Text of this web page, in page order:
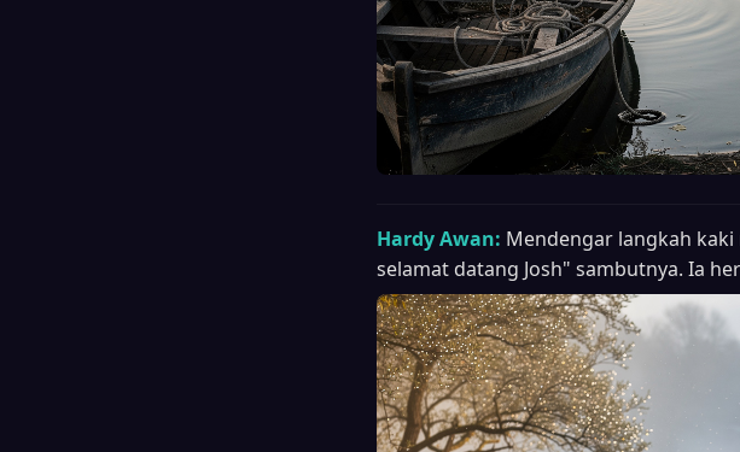
Hardy Awan: Mendengar langkah
selamat datang Josh" sambutnya. Ia